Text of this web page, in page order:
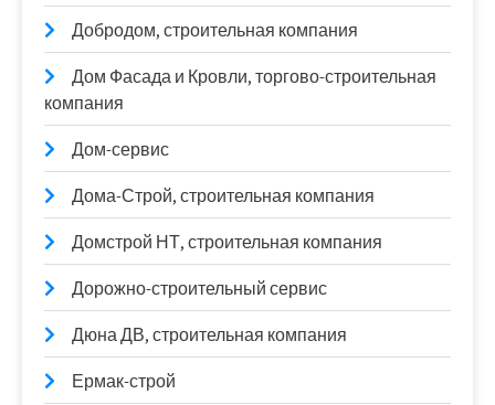
Добродом, строительная компания
Дом Фасада и Кровли, торгово-строительная
компания
Дом-сервис
Дома-Строй, строительная компания
Домстрой НТ, строительная компания
Дорожно-строительный сервис
Дюна ДВ, строительная компания
Ермак-строй